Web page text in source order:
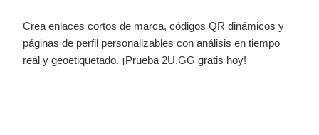
Crea enlaces cortos de marca, códigos QR dinámicos y
páginas de perfil personalizables con análisis en tiempo
real y geoetiquetado. ¡Prueba 2U.GG gratis hoy!